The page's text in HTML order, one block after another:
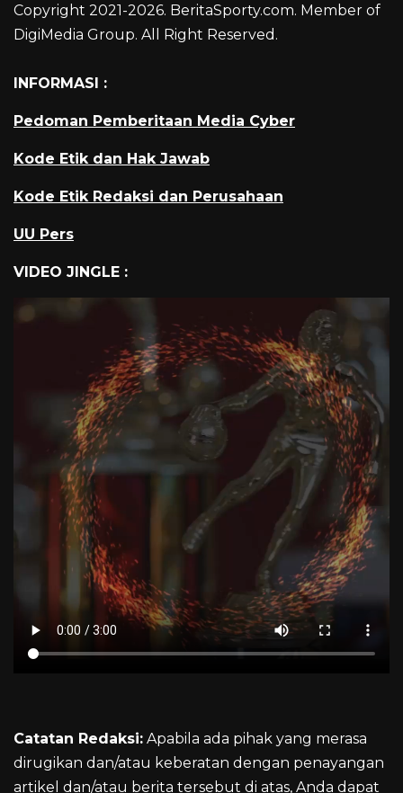
Copyright 2021-2026. BeritaSporty.com. Member of
DigiMedia Group. All Right Reserved.
INFORMASI :
Pedoman Pemberitaan Media Cyber
Kode Etik dan Hak Jawab
Kode Etik Redaksi dan Perusahaan
UU Pers
VIDEO JINGLE :
Catatan Redaksi: Apabila ada pihak yang merasa
dirugikan dan/atau keberatan dengan penayangan
artikel dan/atau berita tersebut di atas, Anda dapat